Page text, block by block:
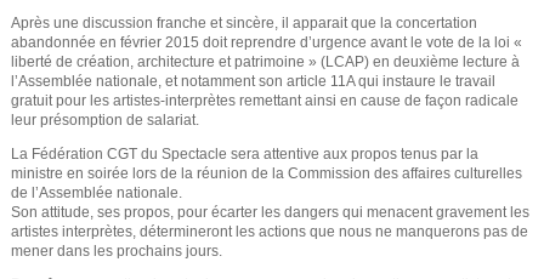
e
Après une discussion franche et sincère, il apparait que la concertation
abandonnée en février 2015 doit reprendre d’urgence avant le vote de la loi «
liberté de création, architecture et patrimoine » (LCAP) en deuxième lecture à
l’Assemblée nationale, et notamment son article 11A qui instaure le travail
gratuit pour les artistes-interprètes remettant ainsi en cause de façon radicale
leur présomption de salariat.
La Fédération CGT du Spectacle sera attentive aux propos tenus par la
ministre en soirée lors de la réunion de la Commission des affaires culturelles
de l’Assemblée nationale.
Son attitude, ses propos, pour écarter les dangers qui menacent gravement les
artistes interprètes, détermineront les actions que nous ne manquerons pas de
mener dans les prochains jours.